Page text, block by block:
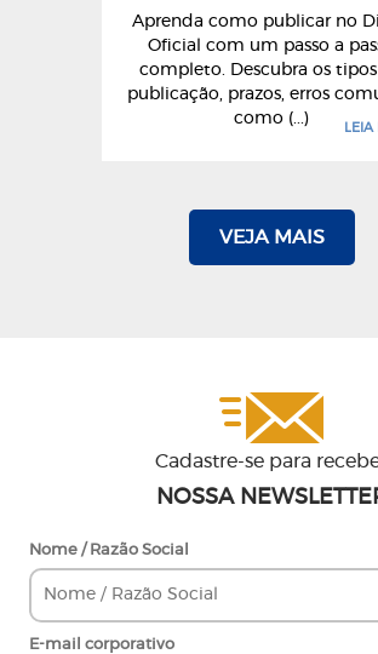
Aprenda como publicar no
Oficial com um passo a
completo. Descubra os
publicação, prazos, erros
como (...)
LEIA
VEJA MAIS
Cadastre-se para
NOSSA
Nome / Razão Social
E-mail corporativo